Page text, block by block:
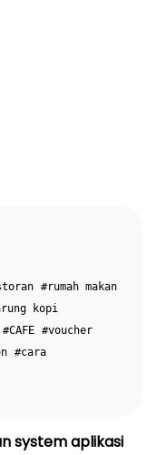
#rumah makan
kopi
#CAFE #voucher
#cara
system aplikasi